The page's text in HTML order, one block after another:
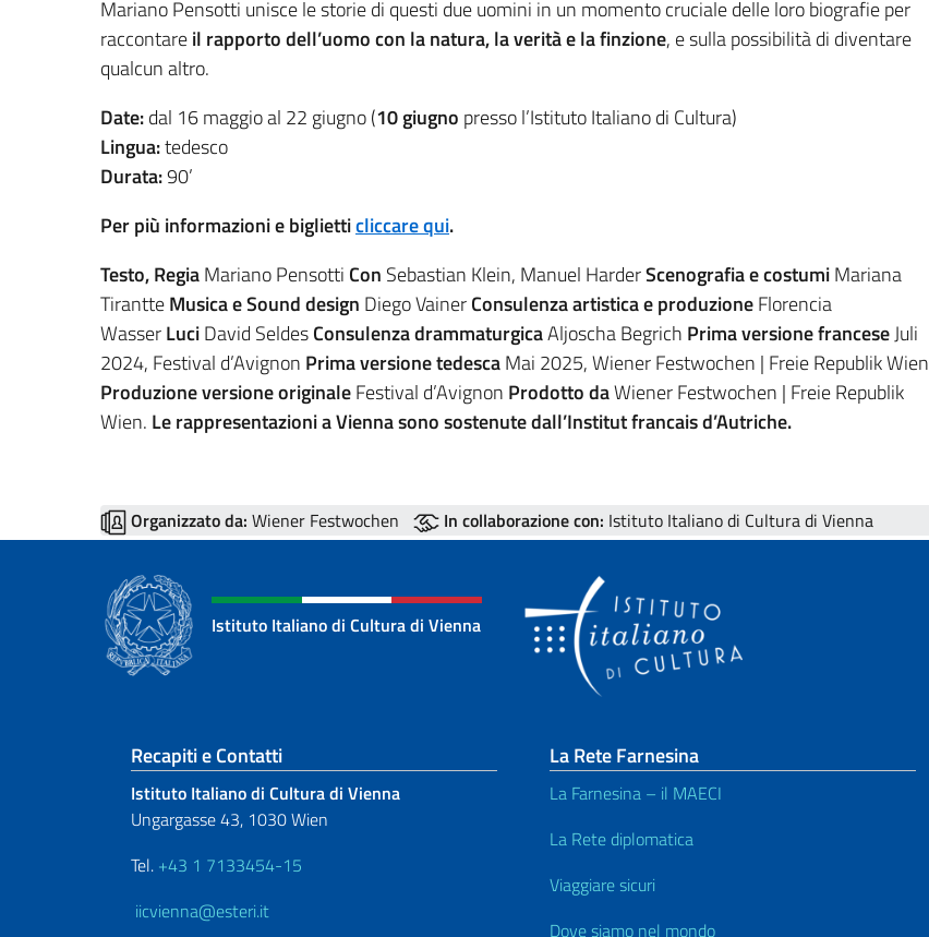
Mariano Pensotti unisce le storie di questi due uomini in un momento cruciale delle loro biografie per
raccontareil rapporto dell’uomo con la natura, la verità e la finzione, e sulla possibilità di diventare
qualcun altro.
Date:dal 16 maggio al 22 giugno (10 giugno presso l’Istituto Italiano di Cultura)
Lingua:tedesco
Durata:90’
Per più informazioni e biglietticliccare qui.
Testo, RegiaMariano Pensotti Con Sebastian Klein, Manuel HarderScenografia e costumiMariana
TirantteMusica e Sound design Diego VainerConsulenza artistica e produzioneFlorencia
WasserLuciDavid SeldesConsulenza drammaturgicaAljoscha Begrich Prima versione franceseJuli
2024, Festival d’Avignon Prima versione tedescaMai 2025, Wiener Festwochen | Freie Republik Wien
Produzione versione originaleFestival d’Avignon Prodotto daWiener Festwochen | Freie Republik
Wien. Le rappresentazioni a Vienna sono sostenute dall’Institut francais d’Autriche.
Organizzato da: Wiener Festwochen In collaborazione con: Istituto Italiano di Cultura di Vienna
Istituto Italiano di Cultura di Vienna
Sezione footer
Recapiti e Contatti
Istituto Italiano di Cultura di Vienna
Ungargasse 43, 1030 Wien
Tel. +43 1 7133454-15
iicvienna@esteri.it
La Rete Farnesina
La Farnesina – il MAECI
La Rete diplomatica
Viaggiare sicuri
Dove siamo nel mondo